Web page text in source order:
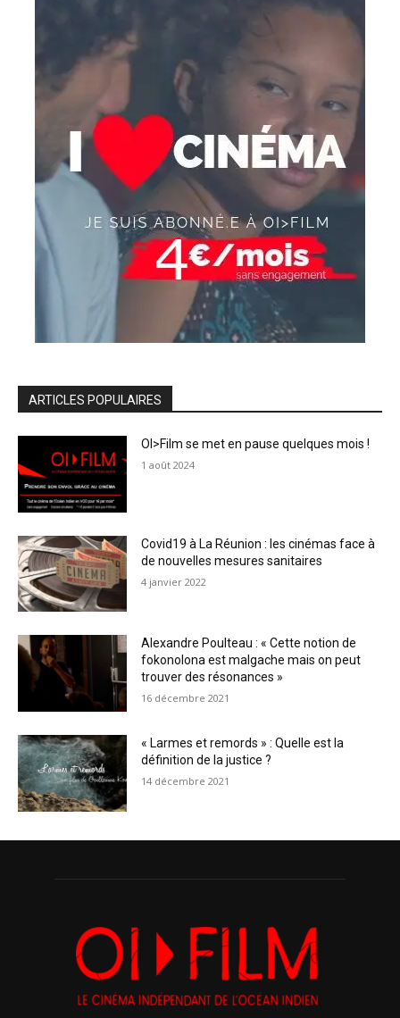
ARTICLES POPULAIRES
OI>Film se met en pause quelques mois !
1 août 2024
Covid19 à La Réunion : les cinémas face à
de nouvelles mesures sanitaires
4 janvier 2022
Alexandre Poulteau : « Cette notion de
fokonolona est malgache mais on peut
trouver des résonances »
16 décembre 2021
« Larmes et remords » : Quelle est la
définition de la justice ?
14 décembre 2021